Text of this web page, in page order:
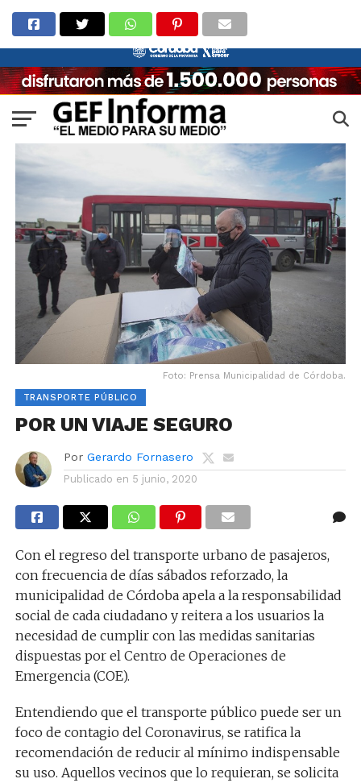
Foto: Prensa Municipalidad de Córdoba.
TRANSPORTE PÚBLICO
POR UN VIAJE SEGURO
Por Gerardo Fornasero
Publicado en 5 junio, 2020
Con el regreso del transporte urbano de pasajeros,
con frecuencia de días sábados reforzado, la
municipalidad de Córdoba apela a la responsabilidad
social de cada ciudadano y reitera a los usuarios la
necesidad de cumplir con las medidas sanitarias
dispuestas por el Centro de Operaciones de
Emergencia (COE).
Entendiendo que el transporte público puede ser un
foco de contagio del Coronavirus, se ratifica la
recomendación de reducir al mínimo indispensable
su uso. Aquellos vecinos que lo requieran, se solicita